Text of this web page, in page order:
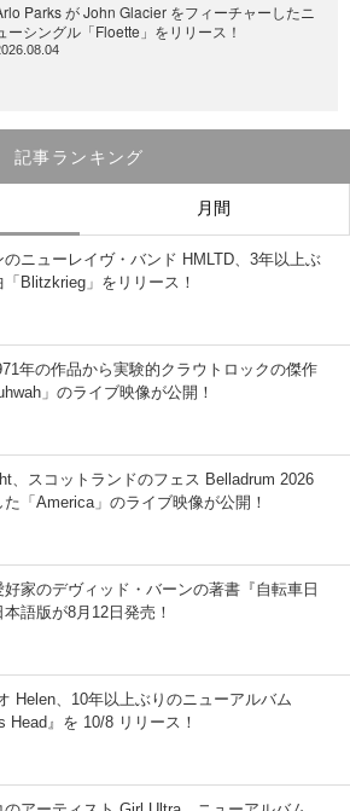
Parks が John Glacier をフィーチャーしたニ
ーシングル「Floette」をリリース！
記事ランキング
月間
のニューレイヴ・バンド HMLTD、3年以上ぶ
「Blitzkrieg」をリリース！
年の作品から実験的クラウトロックの傑作
」のライブ映像が公開！
、スコットランドのフェス Belladrum 2026
た「America」のライブ映像が公開！
好家のデヴィッド・バーンの著書『自転車日
語版が8月12日発売！
Helen、10年以上ぶりのニューアルバム
Head』を 10/8 リリース！